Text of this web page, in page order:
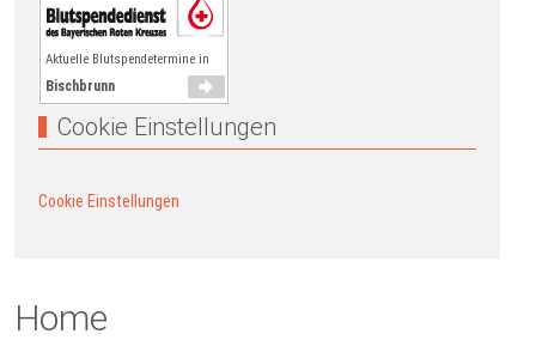
Aktuelle Blutspendetermine in
Bischbrunn
Cookie Einstellungen
Cookie Einstellungen
Home